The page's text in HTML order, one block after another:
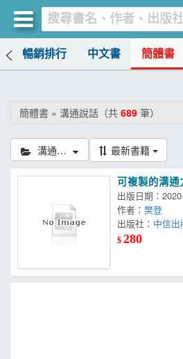
暢銷排行 中文書 簡體書
簡體書 » 溝通說話（共 689 筆）
溝通說話 最新書籍
可複製的溝
出版日期：
作者：樊登
出版社： 中信出
$280
買書網
書店暢銷榜
簡體書
外文書